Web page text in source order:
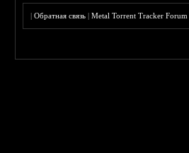
|Обратная связь |Metal Torrent Tracker Forum